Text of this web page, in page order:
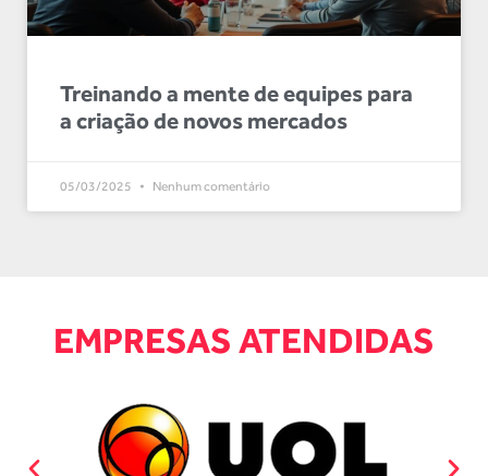
Treinando a mente de equipes para
a criação de novos mercados
05/03/2025 Nenhum comentário
EMPRESAS ATENDIDAS